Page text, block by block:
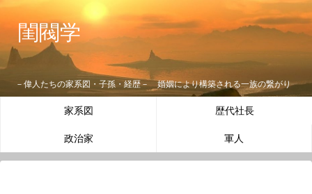
閨閥学
－偉人たちの家系図・子孫・経歴－ 婚姻により構築される一族の繋がり
家系図 歴代社長
政治家 軍人